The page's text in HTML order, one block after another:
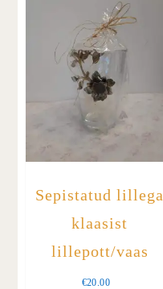
Sepistatud lillega
klaasist
lillepott/vaas
€20.00